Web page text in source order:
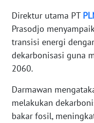
Direktur utama PT
Prasodjo
transisi energi
dekarbonisasi guna
2060.
Darmawan
melakukan
bakar fosil,
WN
JABAR
WN
BANTEN
WN
NTT